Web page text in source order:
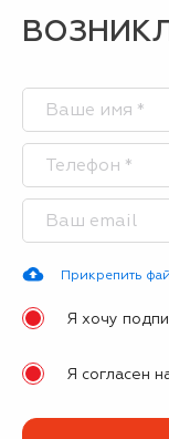
Прикрепить
Я хочу
Я согласен